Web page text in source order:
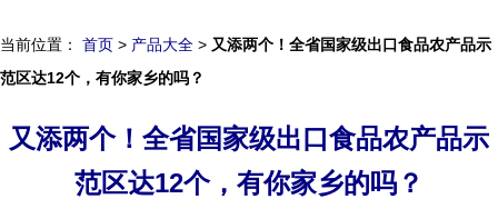
当前位置： 首页 > 产品大全 > 又添两个！全省国家级出口食品农产品示
范区达12个，有你家乡的吗？
又添两个！全省国家级出口食品农产品示
范区达12个，有你家乡的吗？